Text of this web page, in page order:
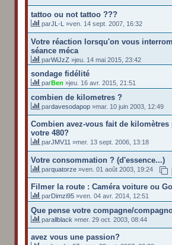
tattoo ou not tattoo ???
parJL-L »ven. 14 sept. 2007, 16:32
Votre réaction lorsqu'on vous
séance méca
parWiJzZ »jeu. 14 mai 2015, 23:42
sondage fidélité
parBen »jeu. 16 avr. 2015, 21:51
combien de kilometres ?
pardavesodapop »mar. 10 juin 2003, 12:49
Combien avez-vous fait de kilomètres
votre 480?
parJMV11 »mer. 13 sept. 2006, 13:18
Votre consommation ? (d'essence...)
parquatorze »ven. 01 août 2003, 19:24
Filmer la route : Caméra voiture ou
parDimzi95 »ven. 04 avr. 2014, 12:51
Que pense votre compagne/
parallblack »mer. 29 oct. 2003, 08:44
avez vous une passion?